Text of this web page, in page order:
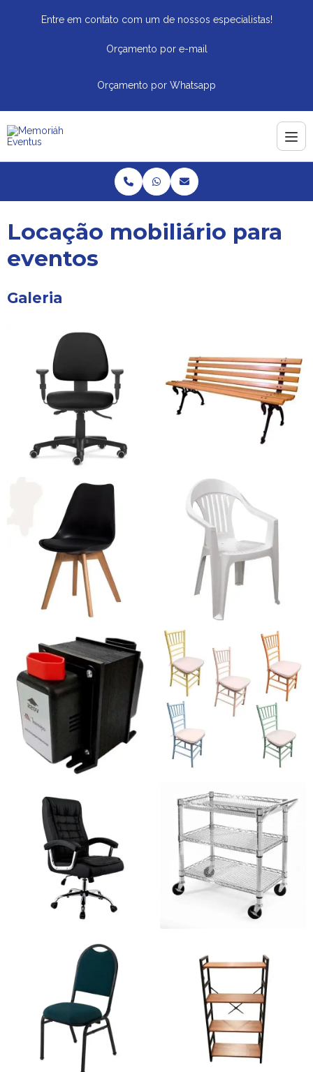
Entre em contato com um de nossos especialistas!
Orçamento por e-mail
Orçamento por Whatsapp
Locação mobiliário para
eventos
Galeria